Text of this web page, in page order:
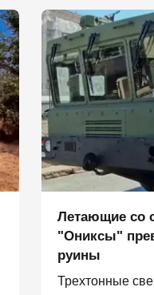
Летающие со
"Ониксы"
руины
Трехтонные